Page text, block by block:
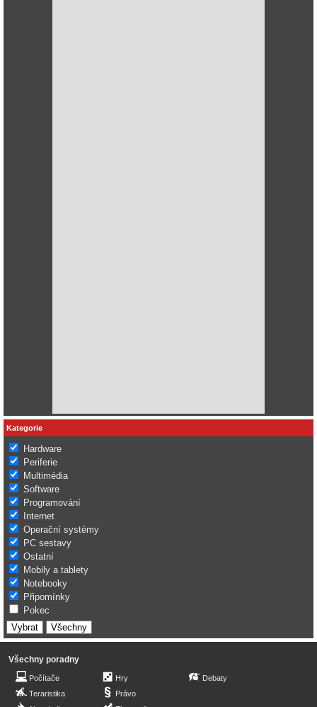
Kategorie
Hardware
Periferie
Multimédia
Software
Programování
Internet
Operační systémy
PC sestavy
Ostatní
Mobily a tablety
Notebooky
Připomínky
Pokec
Všechny poradny
Počítače
Teraristika
Hry
Právo
Debaty